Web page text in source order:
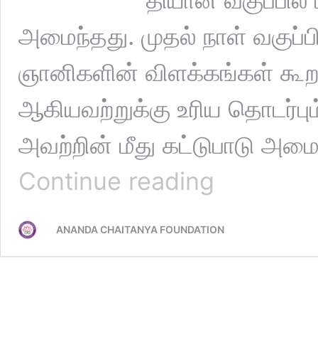
அமைந்தது. முதல் நாள்
ஞானிகளின் விளக்கங்கள்
ஆகியவற்றுக்கு உரிய
அவற்றின் மீது கட்டுபாடு
Continue reading
விஷ்ணுவர்த்தன்
ANANDA CHAITANYA FOUNDATION